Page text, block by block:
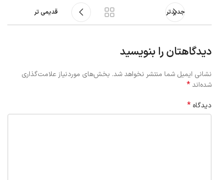
جدیدتر قدیمی تر
دیدگاهتان را بنویسید
نشانی ایمیل شما منتشر نخواهد شد. بخش‌های موردنیاز علامت‌گذاری
شده‌اند*
دیدگاه *